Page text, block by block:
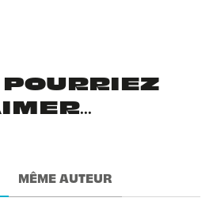
MÊME AUTEUR